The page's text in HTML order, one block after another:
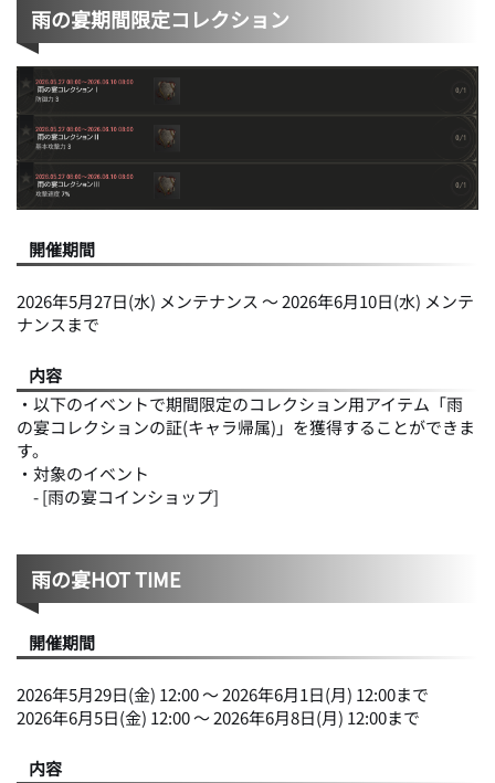
雨の宴期間限定コレクション
開催期間
2026年5月27日(水) メンテナンス ～ 2026年6月10日(水) メンテ
ナンスまで
内容
・以下のイベントで期間限定のコレクション用アイテム「雨
の宴コレクションの証(キャラ帰属)」を獲得することができま
す。
・対象のイベント
- [雨の宴コインショップ]
雨の宴HOT TIME
開催期間
2026年5月29日(金) 12:00 ～ 2026年6月1日(月) 12:00まで
2026年6月5日(金) 12:00 ～ 2026年6月8日(月) 12:00まで
内容